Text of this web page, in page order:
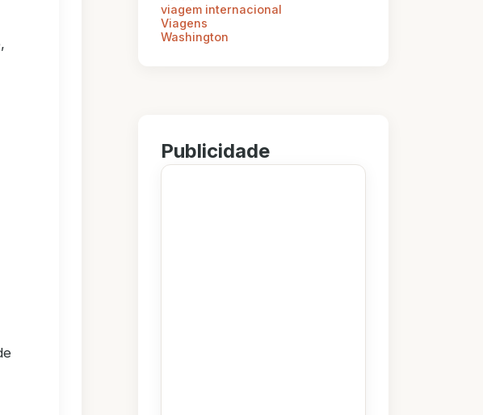
viagem internacional
Viagens
Washington
Publicidade